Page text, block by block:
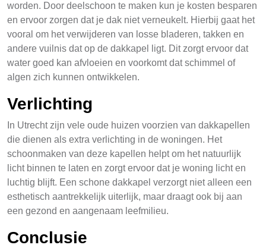
worden. Door deelschoon te maken kun je kosten besparen
en ervoor zorgen dat je dak niet verneukelt. Hierbij gaat het
vooral om het verwijderen van losse bladeren, takken en
andere vuilnis dat op de dakkapel ligt. Dit zorgt ervoor dat
water goed kan afvloeien en voorkomt dat schimmel of
algen zich kunnen ontwikkelen.
Verlichting
In Utrecht zijn vele oude huizen voorzien van dakkapellen
die dienen als extra verlichting in de woningen. Het
schoonmaken van deze kapellen helpt om het natuurlijk
licht binnen te laten en zorgt ervoor dat je woning licht en
luchtig blijft. Een schone dakkapel verzorgt niet alleen een
esthetisch aantrekkelijk uiterlijk, maar draagt ook bij aan
een gezond en aangenaam leefmilieu.
Conclusie